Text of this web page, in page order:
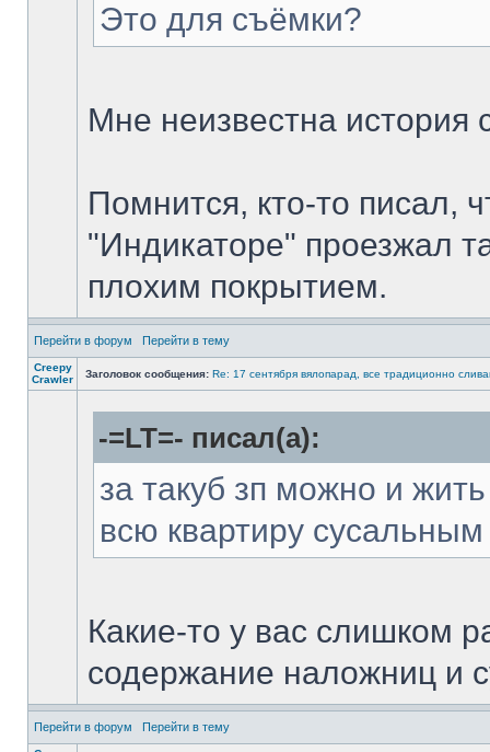
Это для съёмки?
Мне неизвестна история
Помнится, кто-то писал,
"Индикаторе" проезжал
плохим покрытием.
Перейти в форум Перейти в тему
Creepy
Crawler
Заголовок сообщения: Re: 17 сентября вялопарад, все традиционно
-=LT=- писал(а):
за такуб зп можно и
всю квартиру
Какие-то у вас слишком
содержание наложниц и
Перейти в форум Перейти в тему